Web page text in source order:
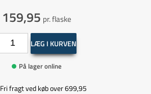
159,95 pr. flaske
LÆG I KURVEN
På lager online
Fri fragt ved køb over 699,95